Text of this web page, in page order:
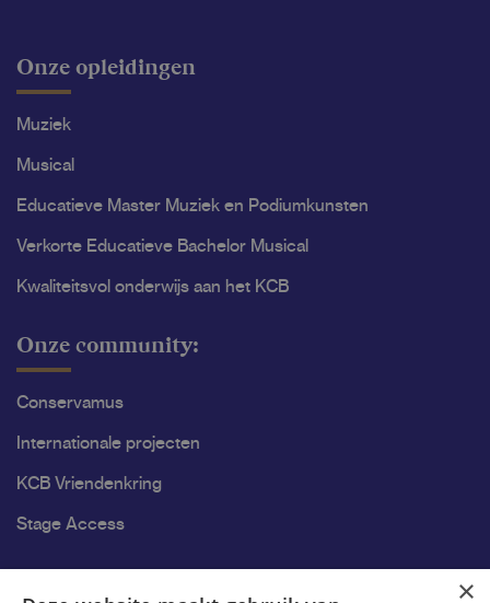
Onze opleidingen
Muziek
Musical
Educatieve Master Muziek en Podiumkunsten
Verkorte Educatieve Bachelor Musical
Kwaliteitsvol onderwijs aan het KCB
Onze community:
Conservamus
Internationale projecten
KCB Vriendenkring
Stage Access
×